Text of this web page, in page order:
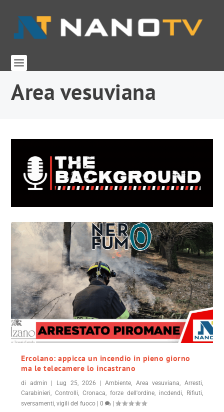
Area vesuviana
Ercolano: appicca un incendio in pieno giorno
ma le telecamere lo incastrano
di admin Lug 25, 2026 |Ambiente, Area vesuviana, Arresti,
Carabinieri,Controlli,Cronaca,forze dell'ordine, incdendi, Rifiuti,
sversamenti,vigili del fuoco |0 |